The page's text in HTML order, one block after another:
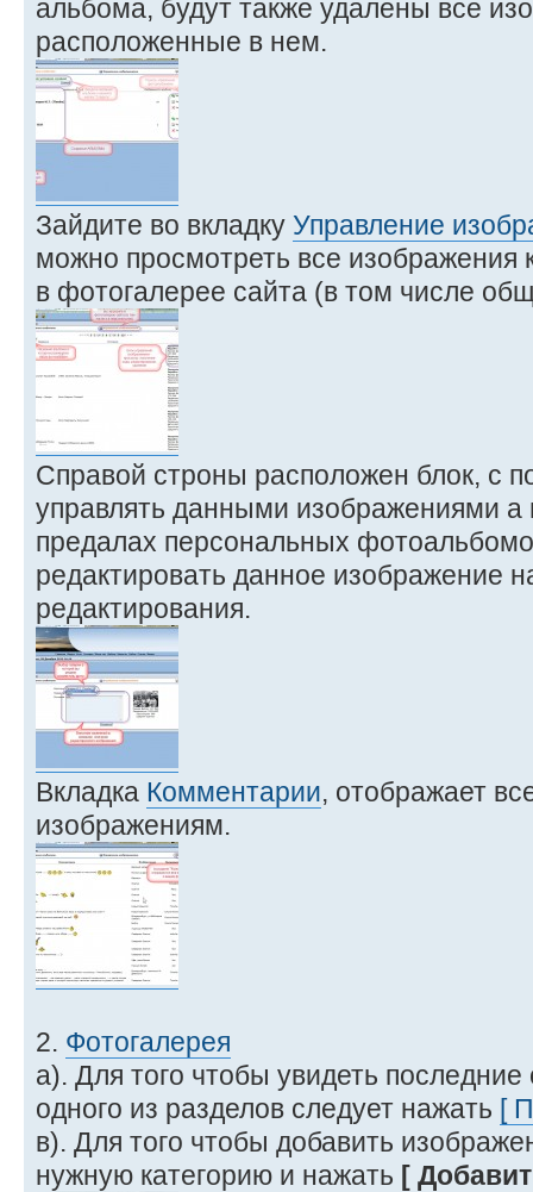
альбома, будут также удалены все
расположенные в нем.
Зайдите во вкладку Управление
можно просмотреть все изображения
в фотогалерее сайта (в том числе
Справой строны расположен блок, с
управлять данными изображениями
предалах персональных
редактировать данное изображение
редактирования.
Вкладка Комментарии, отображает
изображениям.
2. Фотогалерея
а). Для того чтобы увидеть
одного из разделов следует нажать [
в). Для того чтобы добавить
нужную категорию и нажать [